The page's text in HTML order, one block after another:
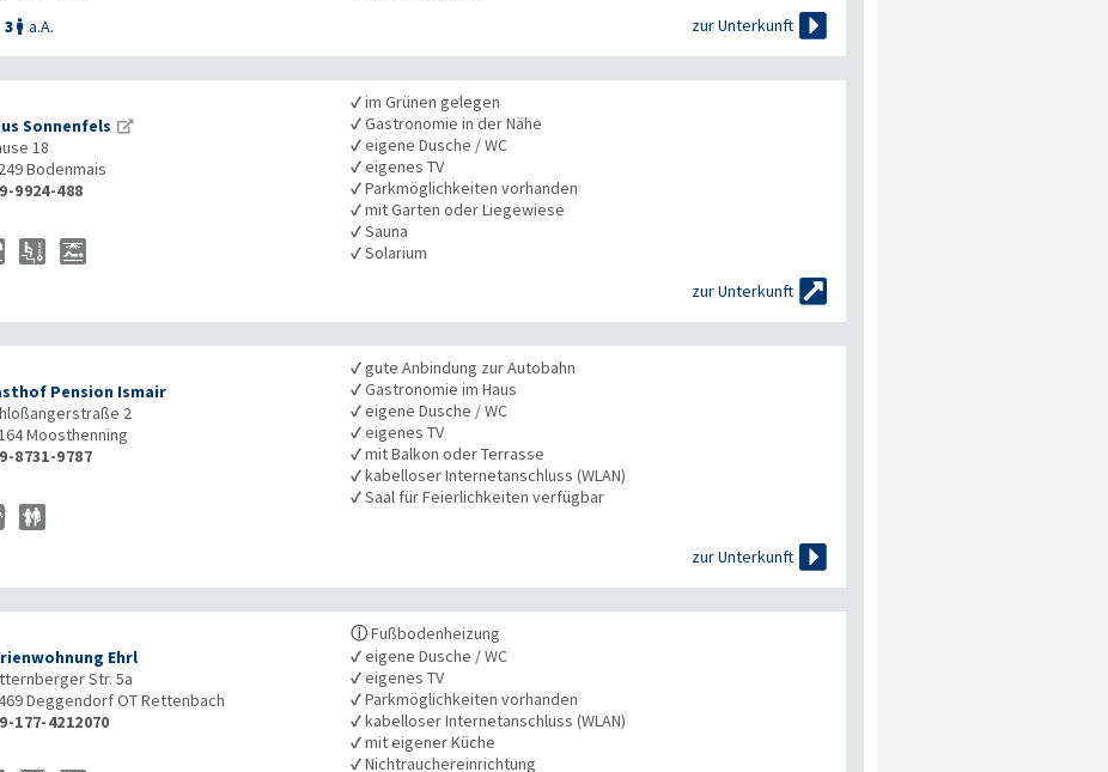
3  a.A.
zur Unterkunft 
Sonnenfels
18
Bodenmais
9924-488
✓im Grünen gelegen
✓Gastronomie in der Nähe
✓eigene Dusche / WC
✓eigenes TV
✓Parkmöglichkeiten vorhanden
✓mit Garten oder Liegewiese
✓Sauna
✓Solarium
zur Unterkunft 
Pension Ismair
2
Moosthenning
8731-9787
✓gute Anbindung zur Autobahn
✓Gastronomie im Haus
✓eigene Dusche / WC
✓eigenes TV
✓mit Balkon oder Terrasse
✓kabelloser Internetanschluss (WLAN)
✓Saal für Feierlichkeiten verfügbar
zur Unterkunft 
Ehrl
Str. 5a
Deggendorf OT Rettenbach
177-4212070
ⓘFußbodenheizung
✓eigene Dusche / WC
✓eigenes TV
✓Parkmöglichkeiten vorhanden
✓kabelloser Internetanschluss (WLAN)
✓mit eigener Küche
✓Nichtrauchereinrichtung